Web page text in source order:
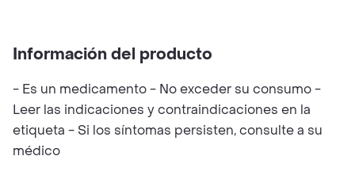
Información del producto
- Es un medicamento - No exceder su consumo -
Leer las indicaciones y contraindicaciones en la
etiqueta - Si los síntomas persisten, consulte a su
médico